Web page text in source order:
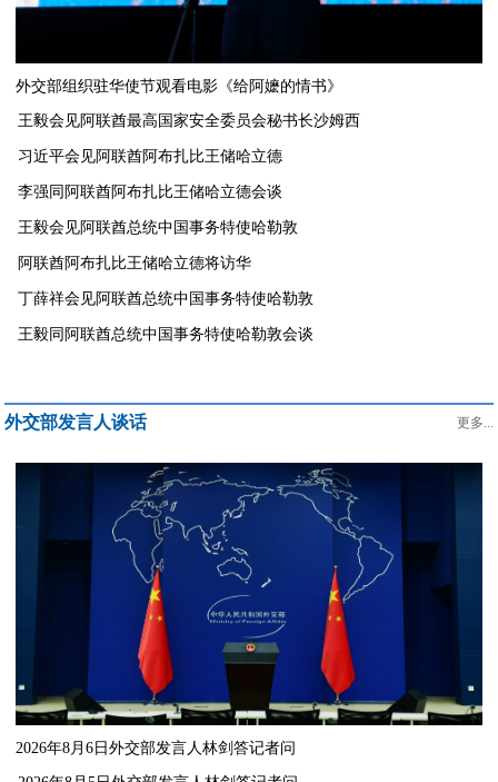
外交部组织驻华使节观看电影《给阿嬷的情书》
王毅会见阿联酋最高国家安全委员会秘书长沙姆西
习近平会见阿联酋阿布扎比王储哈立德
李强同阿联酋阿布扎比王储哈立德会谈
​王毅会见阿联酋总统中国事务特使哈勒敦
阿联酋阿布扎比王储哈立德将访华
丁薛祥会见阿联酋总统中国事务特使哈勒敦
王毅同阿联酋总统中国事务特使哈勒敦会谈
外交部发言人谈话 更多...
2026年8月6日外交部发言人林剑答记者问